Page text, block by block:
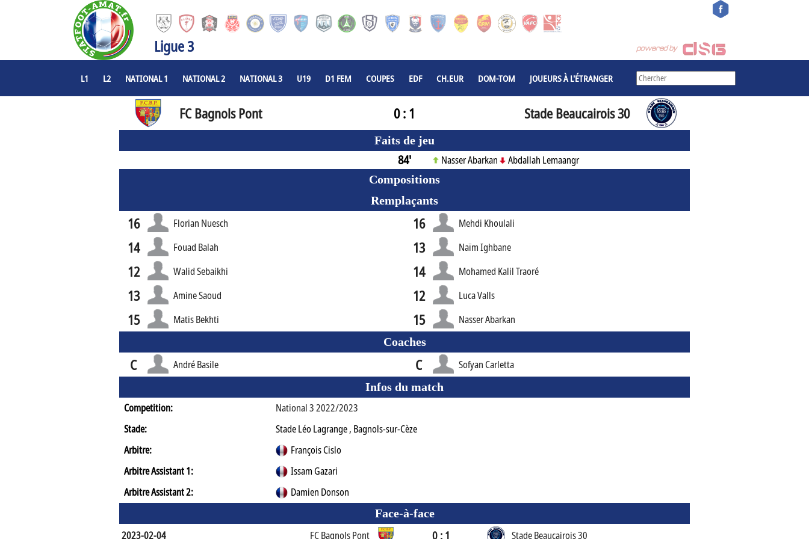
Ligue 3
L1 L2 NATIONAL 1 NATIONAL 2 NATIONAL 3 U19 D1 FEM COUPES EDF CH.EUR DOM-TOM JOUEURS À L'ÉTRANGER
FC Bagnols Pont 0 : 1 Stade Beaucairois 30
Faits de jeu
84' Nasser Abarkan
Abdallah Lemaangr
Compositions
Remplaçants
16 Florian Nuesch
14 Fouad Balah
12 Walid Sebaikhi
13 Amine Saoud
15 Matis Bekhti
16 Mehdi Khoulali
13 Naïm Ighbane
14 Mohamed Kalil Traoré
12 Luca Valls
15
Nasser Abarkan
Coaches
C André Basile C
Sofyan Carletta
Infos du match
Competition:
National 3 2022/2023
Stade:
Stade Léo Lagrange , Bagnols-sur-Cèze
Arbitre:
François Cislo
Arbitre Assistant 1:
Issam Gazari
Arbitre Assistant 2:
Damien Donson
Face-à-face
2023-02-04
FC Bagnols Pont 0 : 1 Stade Beaucairois 30